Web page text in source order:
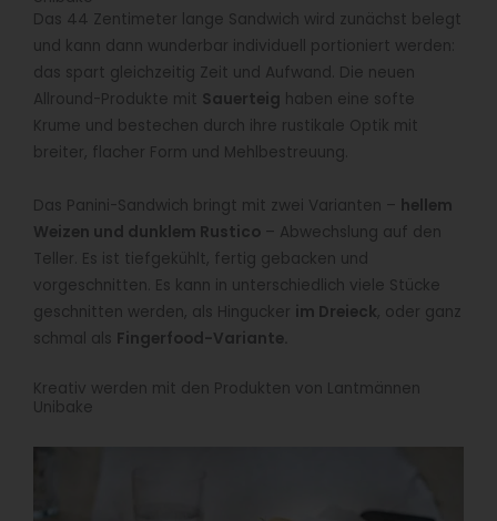
Das 44 Zentimeter lange Sandwich wird zunächst belegt
und kann dann wunderbar individuell portioniert werden:
das spart gleichzeitig Zeit und Aufwand. Die neuen
Allround-Produkte mit Sauerteig haben eine softe
Krume und bestechen durch ihre rustikale Optik mit
breiter, flacher Form und Mehlbestreuung.
Das Panini-Sandwich bringt mit zwei Varianten – hellem
Weizen und dunklem Rustico – Abwechslung auf den
Teller. Es ist tiefgekühlt, fertig gebacken und
vorgeschnitten. Es kann in unterschiedlich viele Stücke
geschnitten werden, als Hingucker im Dreieck, oder ganz
schmal als Fingerfood-Variante.
Kreativ werden mit den Produkten von Lantmännen
Unibake